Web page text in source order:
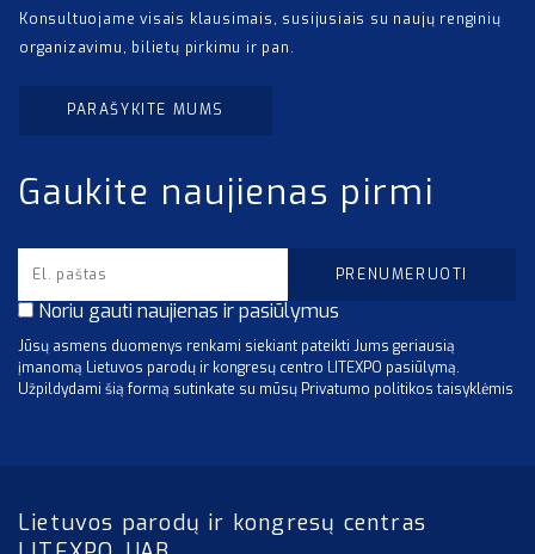
Konsultuojame visais klausimais, susijusiais su naujų renginių
organizavimu, bilietų pirkimu ir pan.
PARAŠYKITE MUMS
Gaukite naujienas pirmi
Noriu gauti naujienas ir pasiūlymus
Jūsų asmens duomenys renkami siekiant pateikti Jums geriausią
įmanomą Lietuvos parodų ir kongresų centro LITEXPO pasiūlymą.
Užpildydami šią formą sutinkate su mūsų Privatumo politikos taisyklėmis
Lietuvos parodų ir kongresų centras